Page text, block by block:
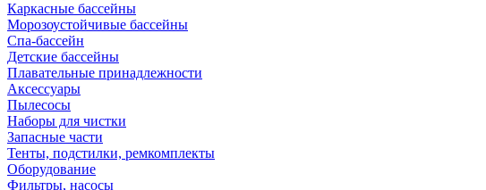
Каркасные бассейны
Морозоустойчивые бассейны
Спа-бассейн
Детские бассейны
Плавательные принадлежности
Аксессуары
Пылесосы
Наборы для чистки
Запасные части
Тенты, подстилки, ремкомплекты
Оборудование
Фильтры, насосы